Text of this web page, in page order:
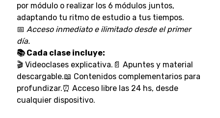
por módulo o realizar los 6 módulos juntos,
adaptando tu ritmo de estudio a tus tiempos.
📅 Acceso inmediato e ilimitado desde el primer
día.
📚 Cada clase incluye:
🎬 Videoclases explicativa.📄 Apuntes y material
descargable.📖 Contenidos complementarios para
profundizar.⏰ Acceso libre las 24 hs, desde
cualquier dispositivo.